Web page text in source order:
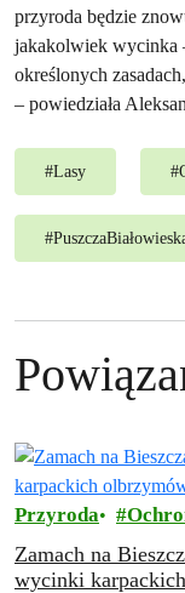
przyroda będzie
jakakolwiek wycinka
określonych
– powiedziała
#Lasy #
#
Przyroda
Zamach na
wycinki